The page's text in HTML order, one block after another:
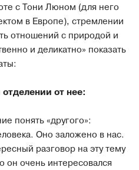
с Тони Люном (для него
в Европе), стремлении
отношений с природой и
и деликатно» показать
от нее:
понять «другого»:
Оно заложено в нас.
разговор на эту тему
очень интересовался